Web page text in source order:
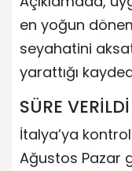
en yoğun
seyahatini
yarattığı
SÜRE VERİLDİ
İtalya’ya
Ağustos Pazar